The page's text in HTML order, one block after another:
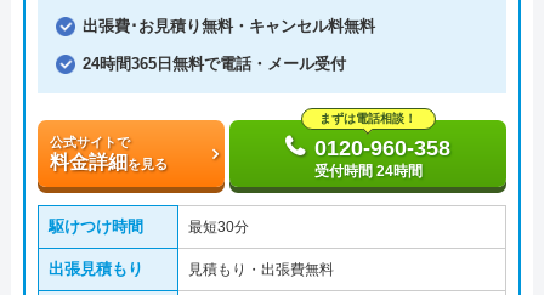
出張費･お見積り無料・キャンセル料無料
24時間365日無料で電話・メール受付
公式サイトで
料金詳細を見る
まずは電話相談！
0120-960-358
受付時間 24時間
駆けつけ時間 最短30分
出張見積もり 見積もり・出張費無料